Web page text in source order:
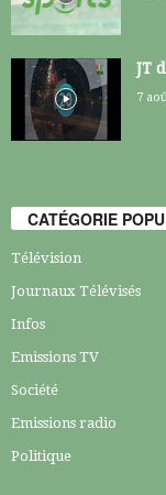
JT
7
CATÉGORIE
Télévision
Journaux Télévisés
Infos
Emissions TV
Société
Emissions radio
Politique